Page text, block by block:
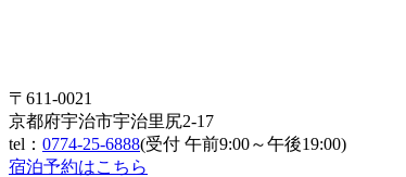
〒611-0021
京都府宇治市宇治里尻2-17
tel： 0774-25-6888(受付 午前9:00～午後19:00)
宿泊予約はこちら